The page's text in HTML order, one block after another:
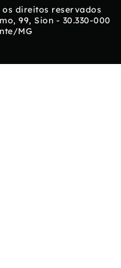
os direitos reservados
99, Sion - 30.330-000
MG